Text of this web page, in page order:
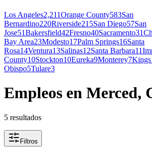
Los Angeles2,211Orange County583San
Bernardino220Riverside215San Diego57San
Jose51Bakersfield42Fresno40Sacramento31
Bay Area23Modesto17Palm Springs16Santa
Rosa14Ventura13Salinas12Santa Barbara11
County10Stockton10Eureka9Monterey7
Obispo5Tulare3
Empleos en Merced,
5 resultados
Filtros